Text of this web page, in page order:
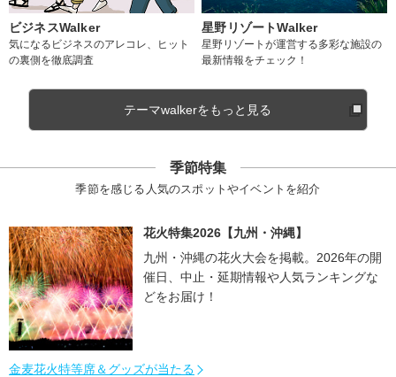
ビジネスWalker
気になるビジネスのアレコレ、ヒット
の裏側を徹底調査
星野リゾートWalker
星野リゾートが運営する多彩な施設の
最新情報をチェック！
テーマwalkerをもっと見る
季節特集
季節を感じる人気のスポットやイベントを紹介
花火特集2026【九州・沖縄】
九州・沖縄の花火大会を掲載。2026年の開
催日、中止・延期情報や人気ランキングな
どをお届け！
金麦花火特等席＆グッズが当たる